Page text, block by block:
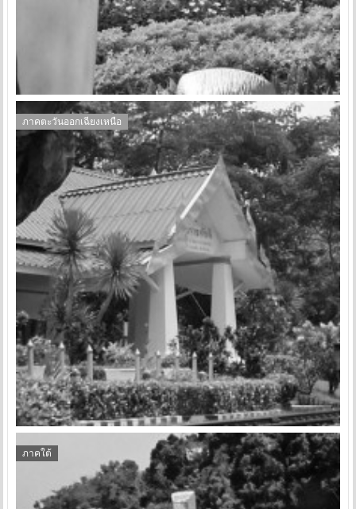
ภาคตะวันออกเฉียงเหนือ
ภาคใต้